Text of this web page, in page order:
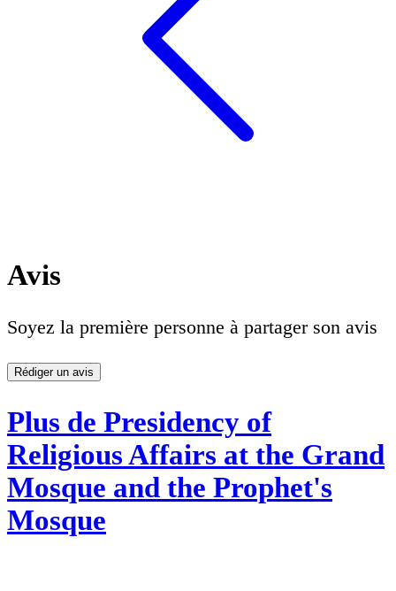
Avis
Soyez la première personne à partager son avis
Rédiger un avis
Plus de Presidency of
Religious Affairs at the Grand
Mosque and the Prophet's
Mosque